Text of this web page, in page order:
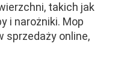
takich jak
i narożniki. Mop
sprzedaży online,